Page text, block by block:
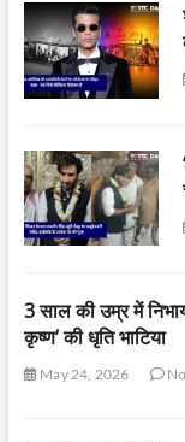
3 साल की उम्र में
कृष्ण’ की धृति भाटिया
May 24, 2026